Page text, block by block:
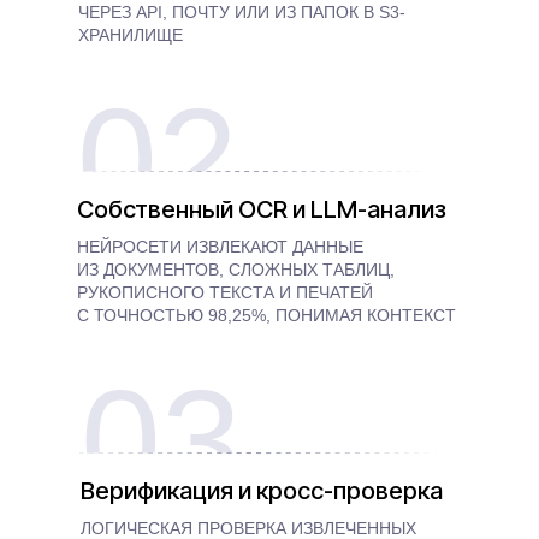
03
02
ЧЕРЕЗ API, ПОЧТУ ИЛИ ИЗ ПАПОК В S3-
ХРАНИЛИЩЕ
Собственный OCR и LLM-анализ
НЕЙРОСЕТИ ИЗВЛЕКАЮТ ДАННЫЕ
ИЗ ДОКУМЕНТОВ, СЛОЖНЫХ ТАБЛИЦ,
РУКОПИСНОГО ТЕКСТА И ПЕЧАТЕЙ
С ТОЧНОСТЬЮ 98,25%, ПОНИМАЯ КОНТЕКСТ
Верификация и кросс-проверка
ЛОГИЧЕСКАЯ ПРОВЕРКА ИЗВЛЕЧЕННЫХ